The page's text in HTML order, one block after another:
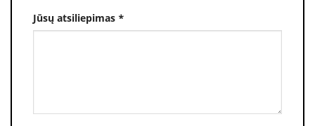
Jūsų atsiliepimas *